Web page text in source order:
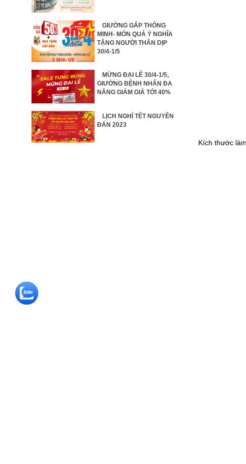
GIƯỜNG GẤP THÔNG
MINH- MÓN QUÀ Ý NGHĨA
TẶNG NGƯỜI THÂN DỊP
30/4-1/5
MỪNG ĐẠI LỄ 30/4-1/5,
GIƯỜNG BỆNH NHÂN ĐA
NĂNG GIẢM GIÁ TỚI 40%
LỊCH NGHỈ TẾT NGUYÊN
ĐÁN 2023
Kích thước